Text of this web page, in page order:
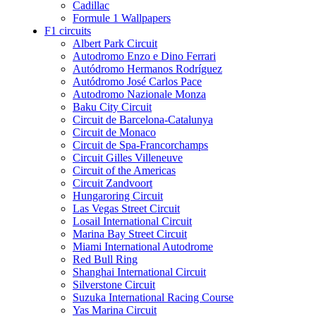
Cadillac
Formule 1 Wallpapers
F1 circuits
Albert Park Circuit
Autodromo Enzo e Dino Ferrari
Autódromo Hermanos Rodríguez
Autódromo José Carlos Pace
Autodromo Nazionale Monza
Baku City Circuit
Circuit de Barcelona-Catalunya
Circuit de Monaco
Circuit de Spa-Francorchamps
Circuit Gilles Villeneuve
Circuit of the Americas
Circuit Zandvoort
Hungaroring Circuit
Las Vegas Street Circuit
Losail International Circuit
Marina Bay Street Circuit
Miami International Autodrome
Red Bull Ring
Shanghai International Circuit
Silverstone Circuit
Suzuka International Racing Course
Yas Marina Circuit